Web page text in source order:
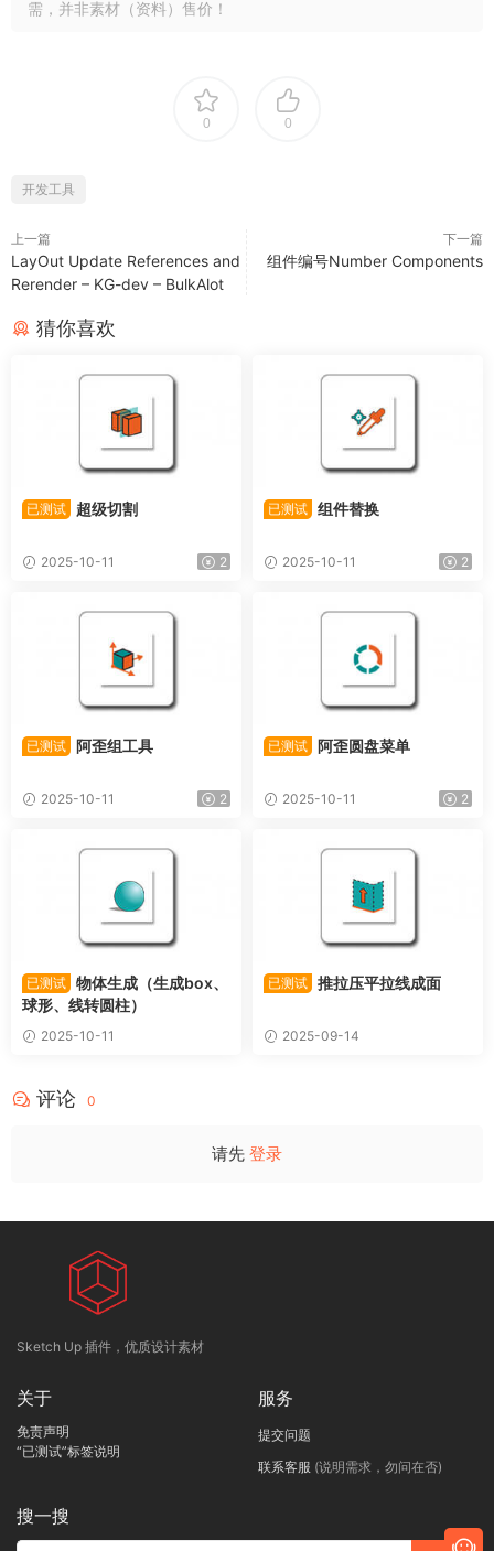
需，并非素材（资料）售价！
0 0
开发工具
上一篇
LayOut Update References and
Rerender – KG-dev – BulkAlot
下一篇
组件编号Number Components
猜你喜欢
已测试 超级切割
2025-10-11 2
已测试 组件替换
2025-10-11 2
已测试 阿歪组工具
2025-10-11 2
已测试 阿歪圆盘菜单
2025-10-11 2
已测试 物体生成（生成box、
球形、线转圆柱）
2025-10-11
已测试 推拉压平拉线成面
2025-09-14
评论 0
请先 登录
Sketch Up 插件，优质设计素材
关于
免责声明
“已测试”标签说明
服务
提交问题
联系客服 (说明需求，勿问在否)
搜一搜